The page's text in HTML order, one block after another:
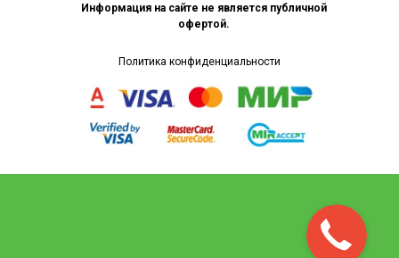
Политика конфиденциальности
Информация на сайте не является публичной
офертой.